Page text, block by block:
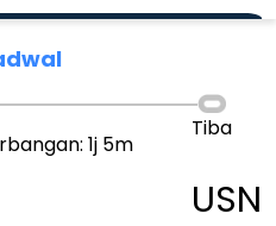
1j 5m
Tiba
USN